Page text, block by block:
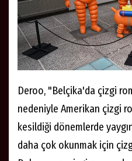
Deroo, "Belçika'da çizgi
nedeniyle Amerikan çizgi
kesildiği dönemlerde
daha çok okunmak için